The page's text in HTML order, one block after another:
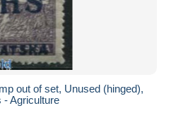
out of set, Unused (hinged),
- Agriculture